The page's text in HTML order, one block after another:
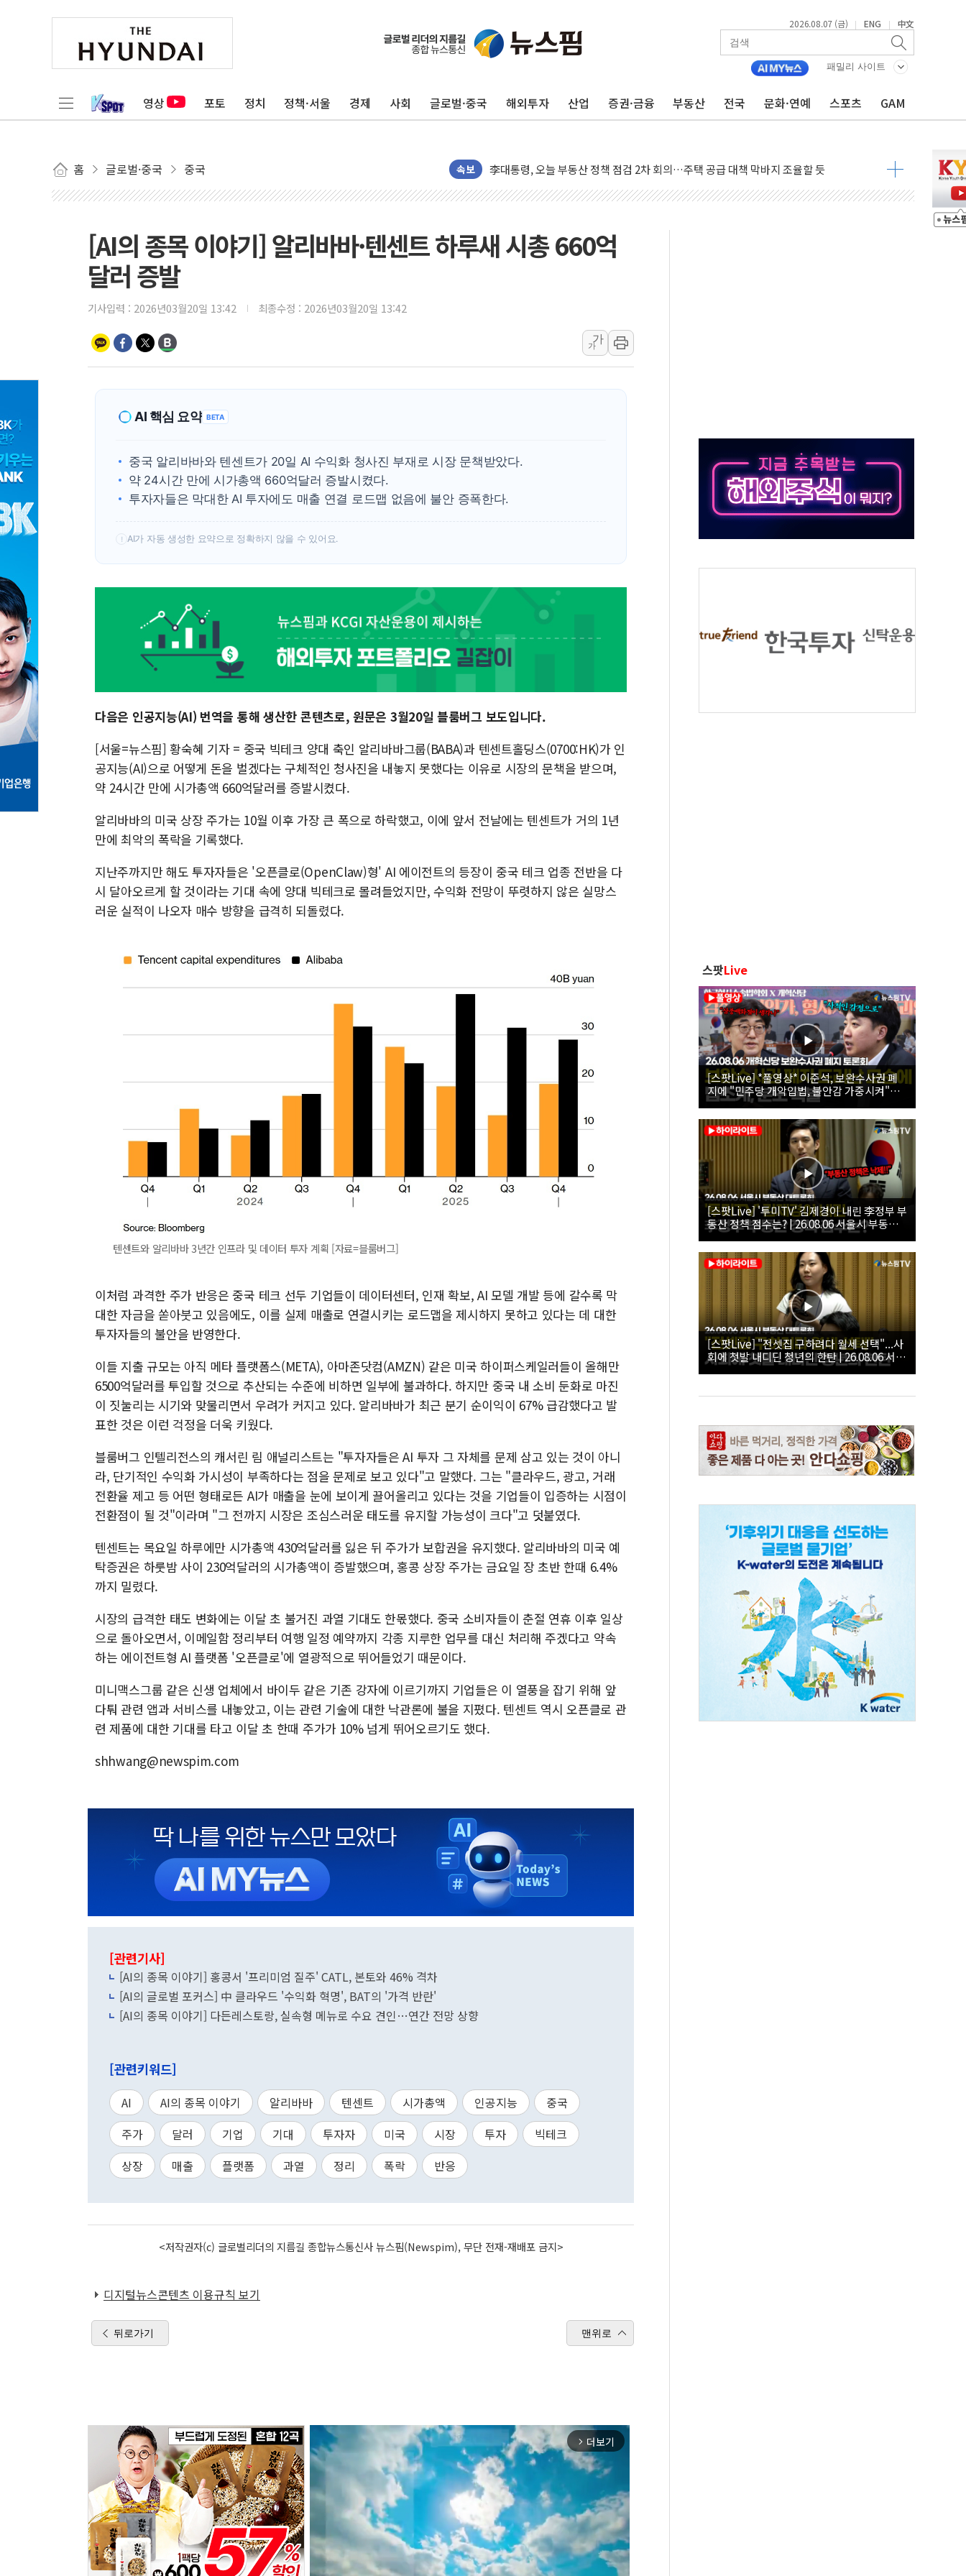
2026.08.07 (금) | ENG | 中文
패밀리 사이트
영상 포토 정치 정책·서울 경제 사회 글로벌·중국 해외투자 산업 증권·금융 부동산 전국 문화·연예 스포츠 GAM
홈 글로벌·중국 중국 속보
트럼프, '원정출산 시민권 차단' 행정명령 서명…출생시민권 제한 재시동
트럼프 "이란전 조만간 끝날 것"…군수품 부족설 일축 "막대한 무기 보유"
"세금 부담 덜자"…비거주 1주택자 귀환 조짐에 전월세시장 '긴장'
현대리바트, 원가 개선으로 실적 방어…다음 과제는 '외형 확대'
이란, 오만과 호르무즈 해협 재개방 합의 막바지.."美와 직접 협상 없어"
[민주 당권주자 일정] 송영길·정청래·김민석 후보 - 8월 7일
[오늘의 정치일정] 8월 7일(금)
[오늘의 국회일정] 상임위·세미나·기자회견·주요 정당 - 8월 7일
구광모, 내주 실리콘밸리서 젠슨 황 재회…로봇·AI 데이터센터·모빌리티 구체화
뉴욕증시 개장 전 특징주...모더나·아이온큐·도어대시↑ VS 샌디스크·피그마·앱러빈↓
김정관 장관 "영업이익 N% 성과급 반대…상법·자본시장법 개정 논의"
[AI의 종목 이야기] 알리바바·텐센트 하루새 시총 660억
달러 증발
기사입력 : 2026년03월20일 13:42 최종수정 : 2026년03월20일 13:42
가
가
AI 핵심 요약 BETA
중국 알리바바와 텐센트가 20일 AI 수익화 청사진 부재로 시장 문책받았다.
약 24시간 만에 시가총액 660억달러 증발시켰다.
투자자들은 막대한 AI 투자에도 매출 연결 로드맵 없음에 불안 증폭한다.
! AI가 자동 생성한 요약으로 정확하지 않을 수 있어요.
다음은 인공지능(AI) 번역을 통해 생산한 콘텐츠로, 원문은 3월20일 블룸버그 보도입니다.
[서울=뉴스핌] 황숙혜 기자 = 중국 빅테크 양대 축인 알리바바그룹(BABA)과 텐센트홀딩스(0700:HK)가 인
공지능(AI)으로 어떻게 돈을 벌겠다는 구체적인 청사진을 내놓지 못했다는 이유로 시장의 문책을 받으며,
약 24시간 만에 시가총액 660억달러를 증발시켰다.
알리바바의 미국 상장 주가는 10월 이후 가장 큰 폭으로 하락했고, 이에 앞서 전날에는 텐센트가 거의 1년
만에 최악의 폭락을 기록했다.
지난주까지만 해도 투자자들은 '오픈클로(OpenClaw)형' AI 에이전트의 등장이 중국 테크 업종 전반을 다
시 달아오르게 할 것이라는 기대 속에 양대 빅테크로 몰려들었지만, 수익화 전망이 뚜렷하지 않은 실망스
러운 실적이 나오자 매수 방향을 급격히 되돌렸다.
텐센트와 알리바바 3년간 인프라 및 데이터 투자 계획 [자료=블룸버그]
이처럼 과격한 주가 반응은 중국 테크 선두 기업들이 데이터센터, 인재 확보, AI 모델 개발 등에 갈수록 막
대한 자금을 쏟아붓고 있음에도, 이를 실제 매출로 연결시키는 로드맵을 제시하지 못하고 있다는 데 대한
투자자들의 불안을 반영한다.
이들 지출 규모는 아직 메타 플랫폼스(META), 아마존닷컴(AMZN) 같은 미국 하이퍼스케일러들이 올해만
6500억달러를 투입할 것으로 추산되는 수준에 비하면 일부에 불과하다. 하지만 중국 내 소비 둔화로 마진
이 짓눌리는 시기와 맞물리면서 우려가 커지고 있다. 알리바바가 최근 분기 순이익이 67% 급감했다고 발
표한 것은 이런 걱정을 더욱 키웠다.
블룸버그 인텔리전스의 캐서린 림 애널리스트는 "투자자들은 AI 투자 그 자체를 문제 삼고 있는 것이 아니
라, 단기적인 수익화 가시성이 부족하다는 점을 문제로 보고 있다"고 말했다. 그는 "클라우드, 광고, 거래
전환율 제고 등 어떤 형태로든 AI가 매출을 눈에 보이게 끌어올리고 있다는 것을 기업들이 입증하는 시점이
전환점이 될 것"이라며 "그 전까지 시장은 조심스러운 태도를 유지할 가능성이 크다"고 덧붙였다.
텐센트는 목요일 하루에만 시가총액 430억달러를 잃은 뒤 주가가 보합권을 유지했다. 알리바바의 미국 예
탁증권은 하룻밤 사이 230억달러의 시가총액이 증발했으며, 홍콩 상장 주가는 금요일 장 초반 한때 6.4%
까지 밀렸다.
시장의 급격한 태도 변화에는 이달 초 불거진 과열 기대도 한몫했다. 중국 소비자들이 춘절 연휴 이후 일상
으로 돌아오면서, 이메일함 정리부터 여행 일정 예약까지 각종 지루한 업무를 대신 처리해 주겠다고 약속
하는 에이전트형 AI 플랫폼 '오픈클로'에 열광적으로 뛰어들었기 때문이다.
미니맥스그룹 같은 신생 업체에서 바이두 같은 기존 강자에 이르기까지 기업들은 이 열풍을 잡기 위해 앞
다퉈 관련 앱과 서비스를 내놓았고, 이는 관련 기술에 대한 낙관론에 불을 지폈다. 텐센트 역시 오픈클로 관
련 제품에 대한 기대를 타고 이달 초 한때 주가가 10% 넘게 뛰어오르기도 했다.
shhwang@newspim.com
[관련기사]
[AI의 종목 이야기] 홍콩서 '프리미엄 질주' CATL, 본토와 46% 격차
[AI의 글로벌 포커스] 中 클라우드 '수익화 혁명', BAT의 '가격 반란'
[AI의 종목 이야기] 다든레스토랑, 실속형 메뉴로 수요 견인…연간 전망 상향
[관련키워드]
AI AI의 종목 이야기 알리바바 텐센트 시가총액 인공지능
중국
주가
달러 기업 기대 투자자 미국 시장 투자
빅테크
상장
매출 플랫폼 과열 정리 폭락 반응
<저작권자(c) 글로벌리더의 지름길 종합뉴스통신사 뉴스핌(Newspim), 무단 전재-재배포 금지>
디지털뉴스콘텐츠 이용규칙 보기
뒤로가기 맨위로
arrow_forward_ios 더보기
스팟Live
[스팟Live] *풀영상* 이준석, 보완수사권 폐
지에 "민주당 개악입법, 불안감 가중시켜"｜
26.08.06 개혁신당 보완수사권 폐지 토론회
[스팟Live] '투미TV' 김제경이 내린 李정부 부
동산 정책 점수는? | 26.08.06 서울시 부동산
대토론회
[스팟Live] "전셋집 구하려다 월세 선택"...사
회에 첫발 내디딘 청년의 한탄 | 26.08.06 서울
시 부동산 대토론회